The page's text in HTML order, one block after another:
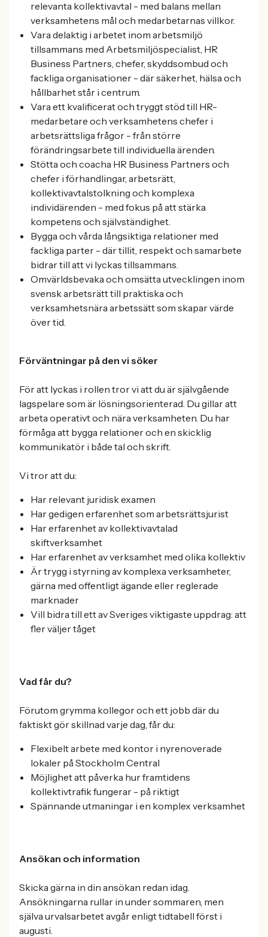
relevanta kollektivavtal - med balans mellan
verksamhetens mål och medarbetarnas villkor.
Vara delaktig i arbetet inom arbetsmiljö
tillsammans med Arbetsmiljöspecialist, HR
Business Partners, chefer, skyddsombud och
fackliga organisationer - där säkerhet, hälsa och
hållbarhet står i centrum.
Vara ett kvalificerat och tryggt stöd till HR-
medarbetare och verksamhetens chefer i
arbetsrättsliga frågor - från större
förändringsarbete till individuella ärenden.
Stötta och coacha HR Business Partners och
chefer i förhandlingar, arbetsrätt,
kollektivavtalstolkning och komplexa
individärenden - med fokus på att stärka
kompetens och självständighet.
Bygga och vårda långsiktiga relationer med
fackliga parter - där tillit, respekt och samarbete
bidrar till att vi lyckas tillsammans.
Omvärldsbevaka och omsätta utvecklingen inom
svensk arbetsrätt till praktiska och
verksamhetsnära arbetssätt som skapar värde
över tid.
Förväntningar på den vi söker
För att lyckas i rollen tror vi att du är självgående
lagspelare som är lösningsorienterad. Du gillar att
arbeta operativt och nära verksamheten. Du har
förmåga att bygga relationer och en skicklig
kommunikatör i både tal och skrift.
Vi tror att du:
Har relevant juridisk examen
Har gedigen erfarenhet som arbetsrättsjurist
Har erfarenhet av kollektivavtalad
skiftverksamhet
Har erfarenhet av verksamhet med olika kollektiv
Är trygg i styrning av komplexa verksamheter,
gärna med offentligt ägande eller reglerade
marknader
Vill bidra till ett av Sveriges viktigaste uppdrag: att
fler väljer tåget
Vad får du?
Förutom grymma kollegor och ett jobb där du
faktiskt gör skillnad varje dag, får du:
Flexibelt arbete med kontor i nyrenoverade
lokaler på Stockholm Central
Möjlighet att påverka hur framtidens
kollektivtrafik fungerar - på riktigt
Spännande utmaningar i en komplex verksamhet
Ansökan och information
Skicka gärna in din ansökan redan idag.
Ansökningarna rullar in under sommaren, men
själva urvalsarbetet avgår enligt tidtabell först i
augusti.